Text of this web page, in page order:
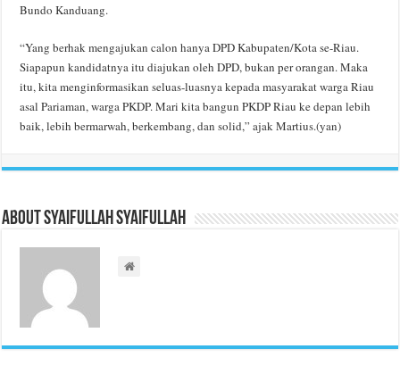
Bundo Kanduang.
“Yang berhak mengajukan calon hanya DPD Kabupaten/Kota se-Riau.
Siapapun kandidatnya itu diajukan oleh DPD, bukan per orangan. Maka
itu, kita menginformasikan seluas-luasnya kepada masyarakat warga Riau
asal Pariaman, warga PKDP. Mari kita bangun PKDP Riau ke depan lebih
baik, lebih bermarwah, berkembang, dan solid,” ajak Martius.(yan)
About Syaifullah Syaifullah